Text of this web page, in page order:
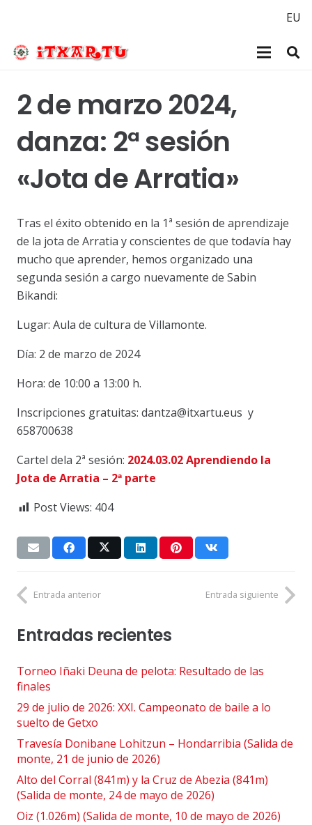
EU
2 de marzo 2024,
danza: 2ª sesión
«Jota de Arratia»
Tras el éxito obtenido en la 1ª sesión de aprendizaje
de la jota de Arratia y conscientes de que todavía hay
mucho que aprender, hemos organizado una
segunda sesión a cargo nuevamente de Sabin
Bikandi:
Lugar: Aula de cultura de Villamonte.
Día: 2 de marzo de 2024
Hora: de 10:00 a 13:00 h.
Inscripciones gratuitas: dantza@itxartu.eus y
658700638
Cartel dela 2ª sesión: 2024.03.02 Aprendiendo la
Jota de Arratia – 2ª parte
Post Views: 404
Entrada anterior Entrada siguiente
Entradas recientes
Torneo Iñaki Deuna de pelota: Resultado de las
finales
29 de julio de 2026: XXI. Campeonato de baile a lo
suelto de Getxo
Travesía Donibane Lohitzun – Hondarribia (Salida de
monte, 21 de junio de 2026)
Alto del Corral (841m) y la Cruz de Abezia (841m)
(Salida de monte, 24 de mayo de 2026)
Oiz (1.026m) (Salida de monte, 10 de mayo de 2026)